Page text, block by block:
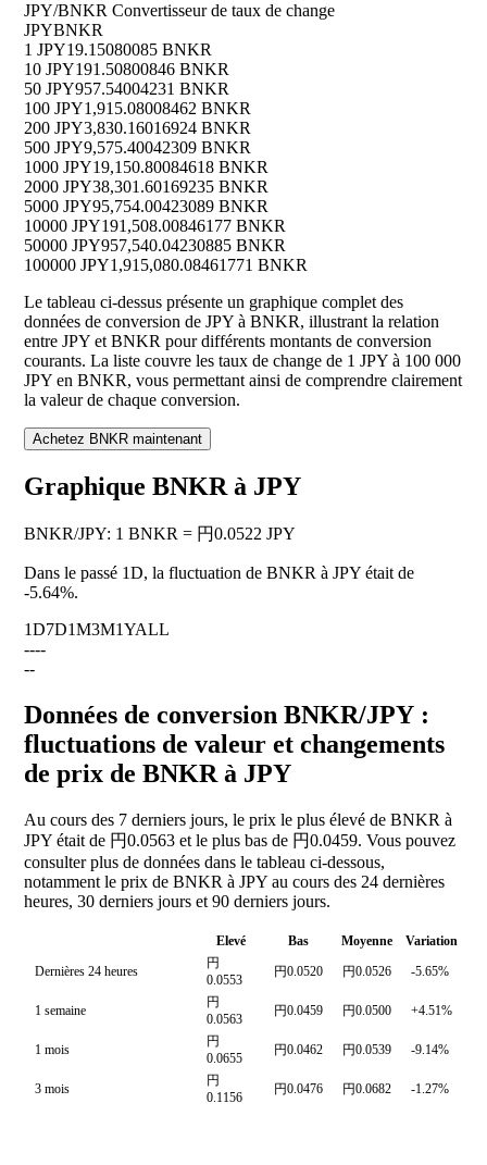
JPY/BNKR Convertisseur de taux de change
JPYBNKR
1 JPY19.15080085 BNKR
10 JPY191.50800846 BNKR
50 JPY957.54004231 BNKR
100 JPY1,915.08008462 BNKR
200 JPY3,830.16016924 BNKR
500 JPY9,575.40042309 BNKR
1000 JPY19,150.80084618 BNKR
2000 JPY38,301.60169235 BNKR
5000 JPY95,754.00423089 BNKR
10000 JPY191,508.00846177 BNKR
50000 JPY957,540.04230885 BNKR
100000 JPY1,915,080.08461771 BNKR
Le tableau ci-dessus présente un graphique complet des
données de conversion de JPY à BNKR, illustrant la relation
entre JPY et BNKR pour différents montants de conversion
courants. La liste couvre les taux de change de 1 JPY à 100 000
JPY en BNKR, vous permettant ainsi de comprendre clairement
la valeur de chaque conversion.
Achetez BNKR maintenant
Graphique BNKR à JPY
BNKR/JPY: 1 BNKR = 円0.0522 JPY
Dans le passé 1D, la fluctuation de BNKR à JPY était de
-5.64%.
1D7D1M3M1YALL
----
--
Données de conversion BNKR/JPY :
fluctuations de valeur et changements
de prix de BNKR à JPY
Au cours des 7 derniers jours, le prix le plus élevé de BNKR à
JPY était de 円0.0563 et le plus bas de 円0.0459. Vous pouvez
consulter plus de données dans le tableau ci-dessous,
notamment le prix de BNKR à JPY au cours des 24 dernières
heures, 30 derniers jours et 90 derniers jours.
Elevé Bas Moyenne
Variation
Dernières 24 heures
円
0.0553
円0.0520 円0.0526 -5.65%
1 semaine
円
0.0563
円0.0459 円0.0500 +4.51%
1 mois
円
0.0655
円0.0462 円0.0539 -9.14%
3 mois
円
0.1156
円0.0476 円0.0682 -1.27%